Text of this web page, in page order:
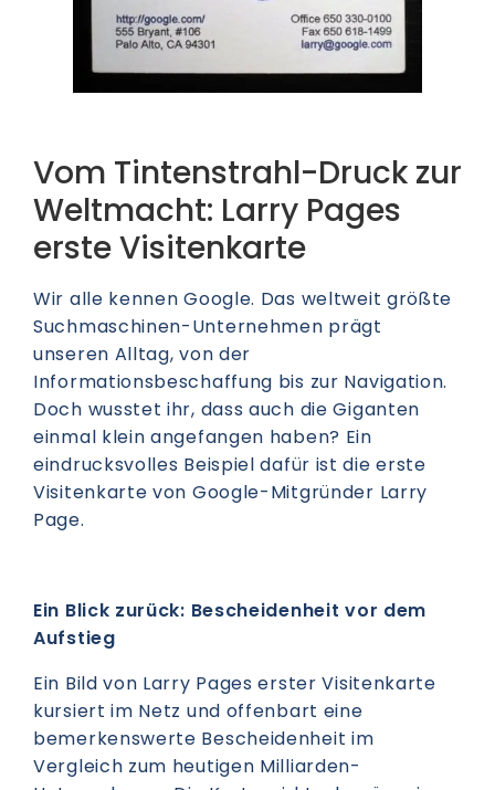
Vom Tintenstrahl-Druck zur
Weltmacht: Larry Pages
erste Visitenkarte
Wir alle kennen Google. Das weltweit größte
Suchmaschinen-Unternehmen prägt
unseren Alltag, von der
Informationsbeschaffung bis zur Navigation.
Doch wusstet ihr, dass auch die Giganten
einmal klein angefangen haben? Ein
eindrucksvolles Beispiel dafür ist die erste
Visitenkarte von Google-Mitgründer Larry
Page.
Ein Blick zurück: Bescheidenheit vor dem
Aufstieg
Ein Bild von Larry Pages erster Visitenkarte
kursiert im Netz und offenbart eine
bemerkenswerte Bescheidenheit im
Vergleich zum heutigen Milliarden-